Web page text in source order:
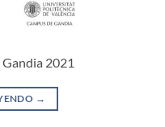
2021
→